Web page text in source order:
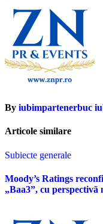
By iubimpartenerbuc
Articole similare
Subiecte generale
Moody’s Ratings
„Baa3”, cu perspectivã